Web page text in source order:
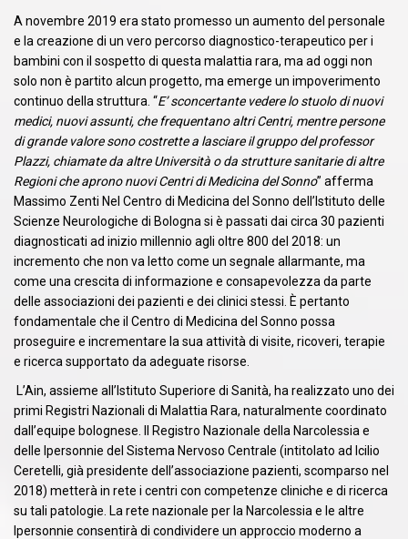
A novembre 2019 era stato promesso un aumento del personale
e la creazione di un vero percorso diagnostico-terapeutico per i
bambini con il sospetto di questa malattia rara, ma ad oggi non
solo non è partito alcun progetto, ma emerge un impoverimento
continuo della struttura. “E’ sconcertante vedere lo stuolo di nuovi
medici, nuovi assunti, che frequentano altri Centri, mentre persone
di grande valore sono costrette a lasciare il gruppo del professor
Plazzi, chiamate da altre Università o da strutture sanitarie di altre
Regioni che aprono nuovi Centri di Medicina del Sonno” afferma
Massimo Zenti Nel Centro di Medicina del Sonno dell’Istituto delle
Scienze Neurologiche di Bologna si è passati dai circa 30 pazienti
diagnosticati ad inizio millennio agli oltre 800 del 2018: un
incremento che non va letto come un segnale allarmante, ma
come una crescita di informazione e consapevolezza da parte
delle associazioni dei pazienti e dei clinici stessi. È pertanto
fondamentale che il Centro di Medicina del Sonno possa
proseguire e incrementare la sua attività di visite, ricoveri, terapie
e ricerca supportato da adeguate risorse.
L’Ain, assieme all’Istituto Superiore di Sanità, ha realizzato uno dei
primi Registri Nazionali di Malattia Rara, naturalmente coordinato
dall’equipe bolognese. Il Registro Nazionale della Narcolessia e
delle Ipersonnie del Sistema Nervoso Centrale (intitolato ad Icilio
Ceretelli, già presidente dell’associazione pazienti, scomparso nel
2018) metterà in rete i centri con competenze cliniche e di ricerca
su tali patologie. La rete nazionale per la Narcolessia e le altre
Ipersonnie consentirà di condividere un approccio moderno a